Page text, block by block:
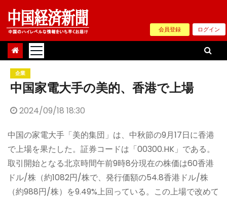
Skip
content
会員登録 ログイン
企業
中国家電大手の美的、香港で上場
2024/09/18 18:30
中国の家電大手「美的集団」は、中秋節の9月17日に香港
で上場を果たした。証券コードは「00300.HK」である。
取引開始となる北京時間午前9時8分現在の株価は60香港
ドル/株（約1082円/株で、発行価額の54.8香港ドル/株
（約988円/株）を9.49%上回っている。この上場で改めて